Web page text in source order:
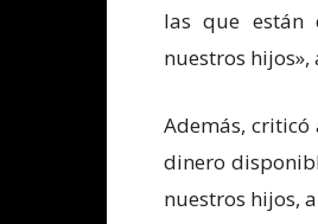
las que están
nuestros hijos»,
Además, criticó
dinero
nuestros hijos,